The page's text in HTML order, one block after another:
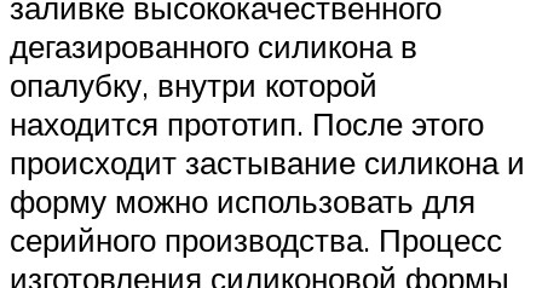
дегазированного силикона в
опалубку, внутри которой
находится прототип. После этого
происходит застывание силикона и
форму можно использовать для
серийного производства. Процесс
изготовления силиконовой формы